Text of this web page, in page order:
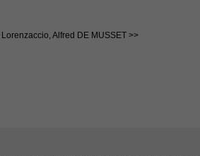
Lorenzaccio, Alfred DE MUSSET >>